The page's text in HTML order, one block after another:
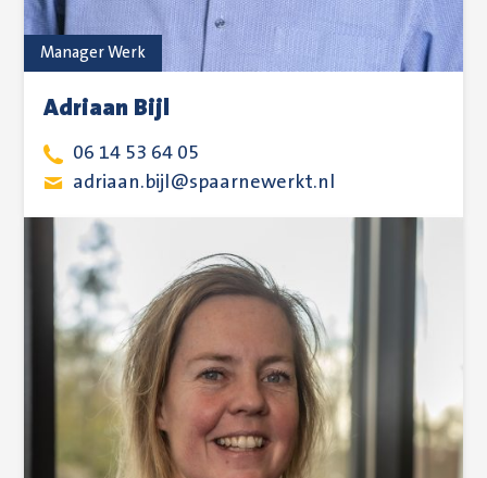
Adriaan Bijl
06 14 53 64 05
adriaan.bijl@spaarnewerkt.nl
Manager Werk